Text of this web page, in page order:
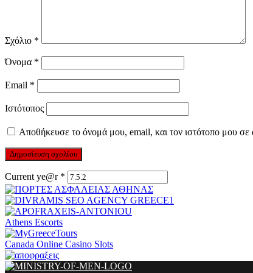
Σχόλιο *
Όνομα *
Email *
Ιστότοπος
Αποθήκευσε το όνομά μου, email, και τον ιστότοπο μου
Current ye@r *
Athens Escorts
Canada Online Casino Slots